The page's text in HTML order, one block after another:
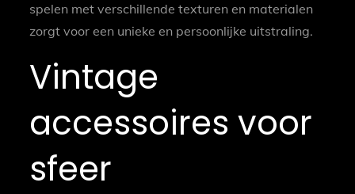
spelen met verschillende texturen en materialen
zorgt voor een unieke en persoonlijke uitstraling.
Vintage
accessoires voor
sfeer